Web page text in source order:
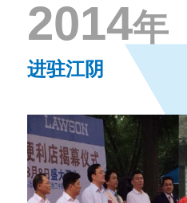
2014年
进驻江阴